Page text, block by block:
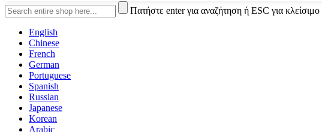
Πατήστε enter για αναζήτηση ή ESC για κλείσιμο
English
Chinese
French
German
Portuguese
Spanish
Russian
Japanese
Korean
Arabic